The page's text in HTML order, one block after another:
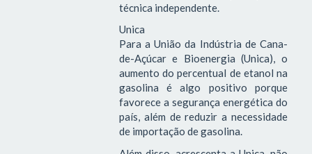
técnica independente.
Unica
Para a União da Indústria de Cana-
de-Açúcar e Bioenergia (Unica), o
aumento do percentual de etanol na
gasolina é algo positivo porque
favorece a segurança energética do
país, além de reduzir a necessidade
de importação de gasolina.